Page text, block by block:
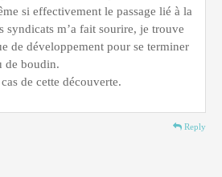
si effectivement le passage lié à la
syndicats m’a fait sourire, je trouve
de développement pour se terminer
de boudin.
de cette découverte.
Reply